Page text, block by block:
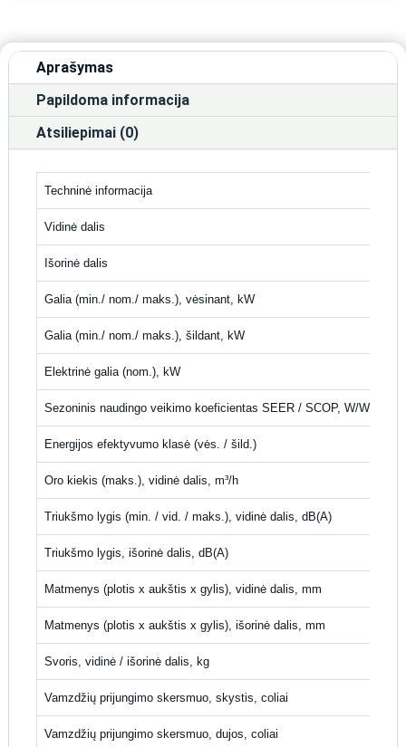
Aprašymas
Papildoma informacija
Atsiliepimai (0)
Techninė informacija
Vidinė dalis
Išorinė dalis
Galia (min./ nom./ maks.), vėsinant, kW
Galia (min./ nom./ maks.), šildant, kW
Elektrinė galia (nom.), kW
Sezoninis naudingo veikimo koeficientas SEER / SCOP, W/W
Energijos efektyvumo klasė (vės. / šild.)
Oro kiekis (maks.), vidinė dalis, m³/h
Triukšmo lygis (min. / vid. / maks.), vidinė dalis, dB(A)
Triukšmo lygis, išorinė dalis, dB(A)
Matmenys (plotis x aukštis x gylis), vidinė dalis, mm
Matmenys (plotis x aukštis x gylis), išorinė dalis, mm
Svoris, vidinė / išorinė dalis, kg
Vamzdžių prijungimo skersmuo, skystis, coliai
Vamzdžių prijungimo skersmuo, dujos, coliai